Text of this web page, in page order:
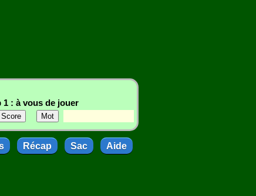
1 : à vous de jouer
Récap Sac Aide